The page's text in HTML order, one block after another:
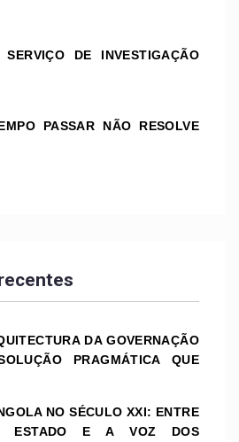
DE INVESTIGAÇÃO
PASSAR NÃO RESOLVE
DA GOVERNAÇÃO
PRAGMÁTICA QUE
NO SÉCULO XXI: ENTRE
ESTADO E A VOZ DOS